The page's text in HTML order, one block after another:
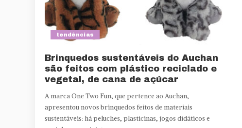
tendências
Brinquedos sustentáveis do Auchan
são feitos com plástico reciclado e
vegetal, de cana de açúcar
A marca One Two Fun, que pertence ao Auchan,
apresentou novos brinquedos feitos de materiais
sustentáveis: há peluches, plasticinas, jogos didáticos e